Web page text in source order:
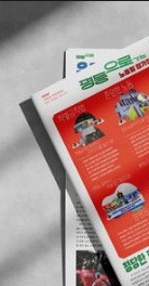
2026 세계노